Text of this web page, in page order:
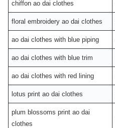
chiffon ao dai clothes
floral embroidery ao dai clothes
ao dai clothes with blue piping
ao dai clothes with blue trim
ao dai clothes with red lining
lotus print ao dai clothes
plum blossoms print ao dai
clothes